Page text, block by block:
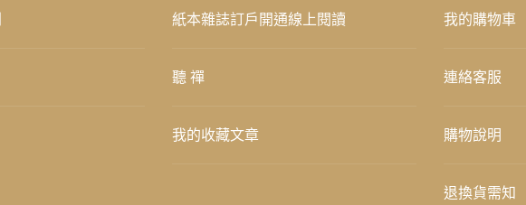
紙本雜誌訂戶開通線上閱讀
聽 禪
我的收藏文章
我的購物車
連絡客服
購物說明
退換貨需知